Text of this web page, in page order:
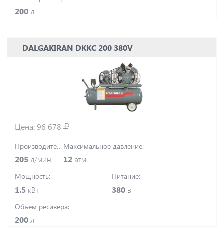
200 л
DALGAKIRAN DKKC 200 380V
Цена:96 678
Производительность:
205 л/мин
Максимальное давление:
12 атм
Мощность:
1.5 кВт
Питание:
380 в
Объём ресивера:
200 л